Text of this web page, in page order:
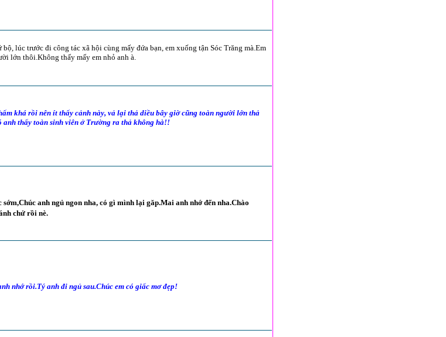
lúc trước đi công tác xã hội cùng mấy đứa bạn, em xuống tận Sóc Trăng mà.Em
lớn thôi.Không thấy mấy em nhỏ anh à.
khá rồi nên ít thấy cảnh này, vả lại thả diều bây giờ cũng toàn người lớn thả
anh thấy toàn sinh viên ở Trường ra thả không hà!!
anh ngủ ngon nha, có gì mình lại găp.Mai anh nhớ đến nha.Chào
chử rồi nè.
nhớ rồi.Tý anh đi ngủ sau.Chúc em có giấc mơ đẹp!